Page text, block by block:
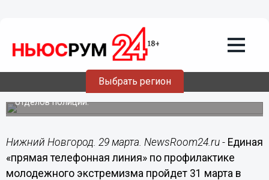
Выбрать регион
профилактике молодежного
экстремизма пройдет 31 марта в
Нижнем Новгороде
На вопросы населения ответят начальники
подразделений по делам несовершеннолетних районных
отделов полиции.
Нижний Новгород. 29 марта. NewsRoom24.ru - Единая
«прямая телефонная линия» по профилактике
молодежного экстремизма пройдет 31 марта в